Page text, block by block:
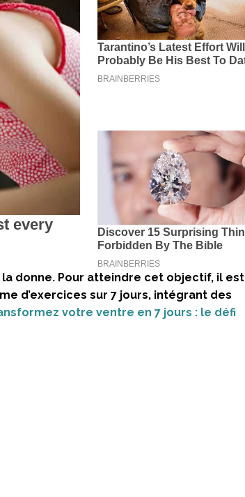
donne. Pour atteindre cet objectif, il est
d’exercices sur 7 jours, intégrant des
votre ventre en 7 jours : le défi